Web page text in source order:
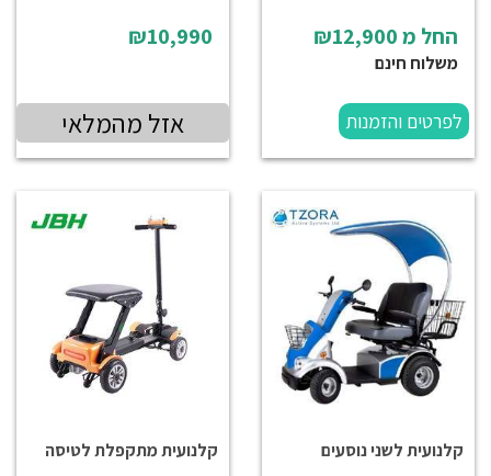
החל מ
משלוח חינם
לפרטים והזמנות
₪10,990
אזל מהמלאי
קלנועית לשני נוסעים קלנועית מתקפלת לטיסה